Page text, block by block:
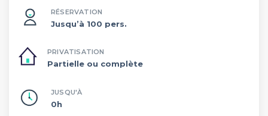
RÉSERVATION
Jusqu’à 100 pers.
PRIVATISATION
Partielle ou complète
JUSQU'À
0h